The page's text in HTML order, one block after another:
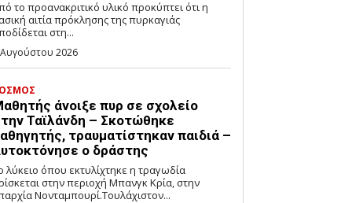
το προανακριτικό υλικό προκύπτει ότι η
αιτία πρόκλησης της πυρκαγιάς
στη...
2026
άνοιξε πυρ σε σχολείο
Ταϊλάνδη – Σκοτώθηκε
τραυματίστηκαν παιδιά –
ο δράστης
λύκειο όπου εκτυλίχτηκε η τραγωδία
στην περιοχή Μπανγκ Κρία, στην
Νονταμπουρί.Τουλάχιστον...